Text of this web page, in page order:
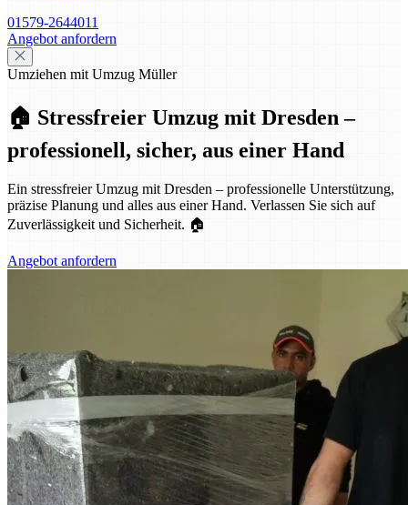
01579-2644011
Angebot anfordern
Umziehen mit Umzug Müller
🏠 Stressfreier Umzug mit Dresden –
professionell, sicher, aus einer Hand
Ein stressfreier Umzug mit Dresden – professionelle Unterstützung,
präzise Planung und alles aus einer Hand. Verlassen Sie sich auf
Zuverlässigkeit und Sicherheit. 🏠
Angebot anfordern